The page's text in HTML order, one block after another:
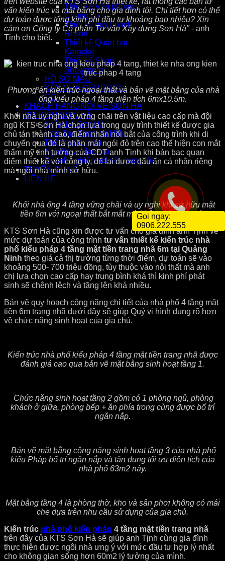
Thiết kế Văn phòng -
Chung cư
Thiết kế quy hoạch
Resort
Thiết kế Quán bar -
Karaoke
Thiết kế Shop -
Showroom
HỒ SƠ MẪU
XÂY NHÀ ĐẸP TRỌN
GÓI
KHÁCH HÀNG NÓI VỀ SƠN HÀ
SỰ KIỆN SƠN HÀ
Ngày Lễ Sơn Hà
Hợp Tác Thương Hiệu
Thể thao du lịch
Nghiệp vụ đào tạo
Doanh nghiệp nói về chúng tôi
TUYỂN DỤNG
LIÊN HỆ
vấn kiến trúc và mặt bằng cho gia đình tôi. Chi tiết hơn có thể
dự toán được tổng kinh phí đầu tư khoảng bao nhiêu? Xin
cám ơn Công ty Cổ phần Tư vấn Xây dựng Sơn Hà"- anh
Tịnh cho biết.
Phương án kiến trúc ngoại thất và bản vẽ mặt bằng của nhà
ống kiểu pháp 4 tầng diện tích 6mx10.5m.
Khối nhà uy nghi và vững chãi trên vật liệu cao cấp mà đội
ngũ KTS Sơn Hà chọn lựa trong quy trình thiết kế được gia
chủ tán thành cao, điểm nhấn nổi bật của công trình khi di
chuyển qua đó là phần mái ngói đỏ trên cao thể hiện con mắt
thẩm mỹ tinh tường của CĐT anh Tịnh khi bàn bạc quan
điểm thiết kế với công ty, để lại được dấu ấn cá nhân riêng
mà ngôi nhà mình sở hữu.
Khối nhà ống 4 tầng vững chãi và uy nghi khi sở hữu mặt
tiền 6m với ngoại thất bắt mắt mà không hề rườm rà.
KTS Sơn Hà cũng xin được tư vấn cho gia đình anh Tịnh về
mức dự toán của công trình tư vấn thiết kế kiến trúc nhà
phố kiểu pháp 4 tầng mặt tiền trang nhã 6m tại Quảng
Ninh theo giá cả thị trường từng thời điểm, dự toán sẽ vào
khoảng 500- 700 triệu đồng, tùy thuộc vào nội thất mà anh
chị lựa chọn cao cấp hay trung bình khá thì kinh phí phát
sinh sẽ chênh lệch và tăng lên khá nhiều.
Bản vẽ quy hoạch công năng chi tiết của nhà phố 4 tầng mặt
tiền 6m trang nhã dưới đây sẽ giúp Quý vị hình dung rõ hơn
về chức năng sinh hoạt của gia chủ.
Kiến trúc nhà phố kiểu pháp 4 tầng mặt tiền trang nhã được
đánh giá cao qua bản vẽ mặt bằng sinh hoạt tầng 1.
Chức năng sinh hoạt tầng 2 gồm có 1 phòng ngủ, phòng
khách ở giữa, phòng bếp + ăn phía trong cùng được bố trí
ngăn nắp.
Bản vẽ mặt bằng công năng sinh hoạt tầng 3 của nhà phố
kiểu Pháp bố trí ngăn nắp và tận dụng tối ưu diện tích của
nhà phố 63m2 này.
Mặt bằng tầng 4 là phòng thờ, kho và sân phơi không có mái
che dựa trên nhu cầu sử dụng của gia chủ.
Kiến trúc nhà phố kiểu pháp 4 tầng mặt tiền trang nhã
trên đây của KTS Sơn Hà sẽ giúp anh Tịnh cùng gia đình
thực hiện được ngôi nhà ưng ý với mức đầu tư hợp lý nhất
cho không gian sống hơn 60m2 lý tưởng của mình.
Gọi ngay:
0906.222.555